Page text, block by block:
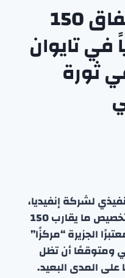
إنفيديا تخطط لإنفاق 150
في تايوان
ثورة
لشركة إنفيديا،
يوم الأربعاء أن الشركة تنوي تخصيص ما يقارب 150
الجزيرة “مركزًا”
ومتوقعًا أن تظل
على المدى البعيد.